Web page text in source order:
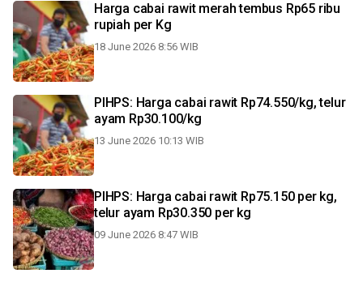
Harga cabai rawit merah tembus Rp65 ribu
rupiah per Kg
18 June 2026 8:56 WIB
PIHPS: Harga cabai rawit Rp74.550/kg, telur
ayam Rp30.100/kg
13 June 2026 10:13 WIB
PIHPS: Harga cabai rawit Rp75.150 per kg,
telur ayam Rp30.350 per kg
09 June 2026 8:47 WIB